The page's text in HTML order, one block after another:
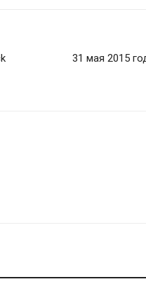
31 мая 2015